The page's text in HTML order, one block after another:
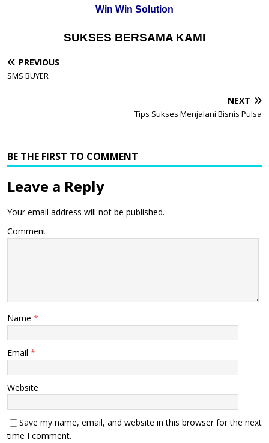
Win Win Solution
SUKSES BERSAMA KAMI
PREVIOUS
SMS BUYER
NEXT
Tips Sukses Menjalani Bisnis Pulsa
BE THE FIRST TO COMMENT
Leave a Reply
Your email address will not be published.
Comment
Name *
Email *
Website
Save my name, email, and website in this browser for the next
time I comment.